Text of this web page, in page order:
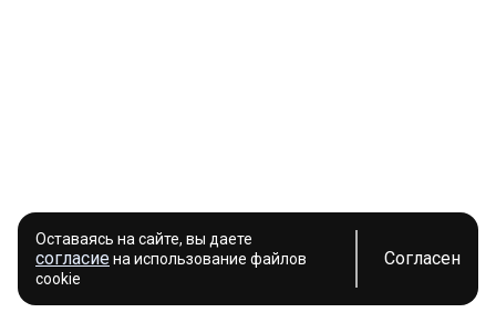
Оставаясь на сайте, вы даете
согласиена использование файлов
cookie
Согласен